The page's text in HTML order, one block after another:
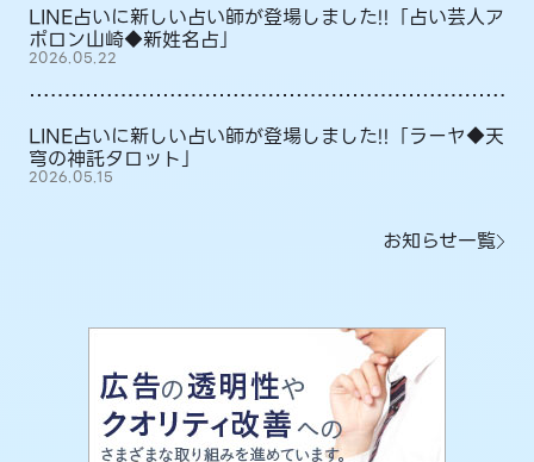
LINE占いに新しい占い師が登場しました!!「占い芸人ア
ポロン山崎◆新姓名占」
2026.05.22
LINE占いに新しい占い師が登場しました!!「ラーヤ◆天
穹の神託タロット」
2026.05.15
お知らせ一覧